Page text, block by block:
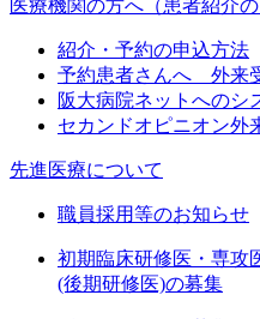
医療機関の方へ（患者紹介の
紹介・予約の申込方法
予約患者さんへ 外来
阪大病院ネットへのシ
セカンドオピニオン外
先進医療について
職員採用等のお知らせ
初期臨床研修医・専攻
(後期研修医)の募集